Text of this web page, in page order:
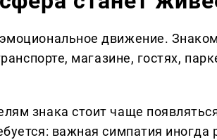
движение.
магазине, гостях,
знака стоит чаще
важная симпатия иногда